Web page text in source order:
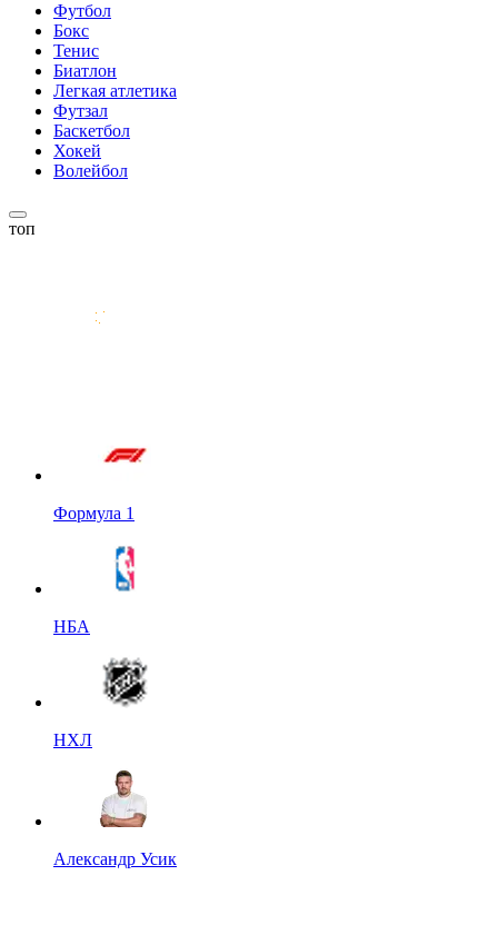
Футбол
Бокс
Тенис
Биатлон
Легкая атлетика
Футзал
Баскетбол
Хокей
Волейбол
топ
Формула 1
НБА
НХЛ
Александр Усик